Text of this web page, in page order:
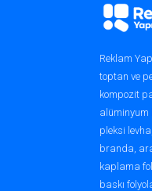
Alışveriş merkezlerinin
iletilmesini ve
Işıklı Kutu
Restoranlar,
Vitrin
Mağazaların
Reklam
toptan ve
kompozit
alüminyum
pleksi
branda,
kaplama
baskı